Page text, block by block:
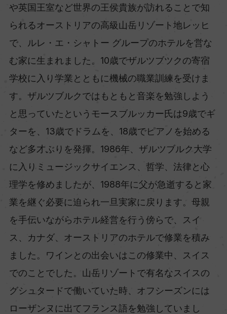
や英国王室など世界の王侯貴族が訪れることで知
られるオーストリアの高級山岳リゾート地レッヒ
で、ルレ・エ・シャトー グループのホテルを営な
む家に生まれました。10歳でザルツブツクの寄宿
学校に入り学業とともに機械の職業訓練を受けま
す。ザルツブルクではもともと音楽を勉強しよう
と思っていたというモースブルッカー氏は9歳でギ
ターを、13歳でドラムを、18歳でピアノを始める
など多才ぶりを発揮。1986年、ザルツブルク大学
に入りミュージックサイエンス、哲学、法律と心
理学を修めましたが、1988年に父が急逝すると家
業を継ぐ必要に迫られ一旦実家に戻ります。母親
を手伝いながらホテル経営を行う傍らで、スイ
ス、カナダ、オーストリアのホテルで修業を積み
ました。ワインとの出会いはこの修業中、スイス
でのことでした。山岳リゾートで有名なスイスの
グシュタードで働いていた時、オフシーズンには
ローザンヌに出てフランス語を勉強していまし